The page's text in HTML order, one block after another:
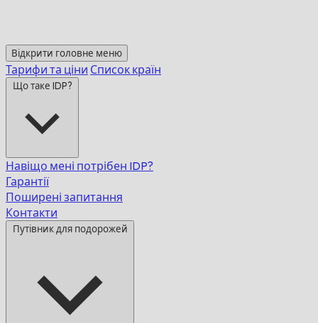
Відкрити головне меню
Тарифи та ціни Список країн
Що таке IDP?
Навіщо мені потрібен IDP?
Гарантії
Поширені запитання
Контакти
Путівник для подорожей